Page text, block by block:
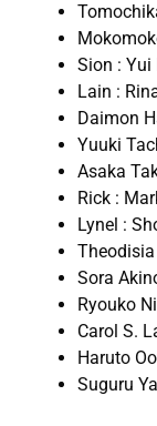
Sion : Yui
Lain :
Daimon
Yuuki
Asaka
Rick :
Lynel :
Sora
Ryouko
Carol S.
Haruto
Suguru